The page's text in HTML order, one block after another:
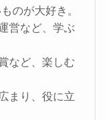
のが大好き。
営など、学ぶ
など、楽しむ
まり、役に立